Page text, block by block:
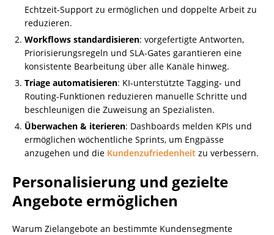
Echtzeit-Support zu ermöglichen und doppelte Arbeit zu
reduzieren.
Workflows standardisieren: vorgefertigte Antworten,
Priorisierungsregeln und SLA-Gates garantieren eine
konsistente Bearbeitung über alle Kanäle hinweg.
Triage automatisieren: KI-unterstützte Tagging- und
Routing-Funktionen reduzieren manuelle Schritte und
beschleunigen die Zuweisung an Spezialisten.
Überwachen & iterieren: Dashboards melden KPIs und
ermöglichen wöchentliche Sprints, um Engpässe
anzugehen und die Kundenzufriedenheit zu verbessern.
Personalisierung und gezielte
Angebote ermöglichen
Warum Zielangebote an bestimmte Kundensegmente